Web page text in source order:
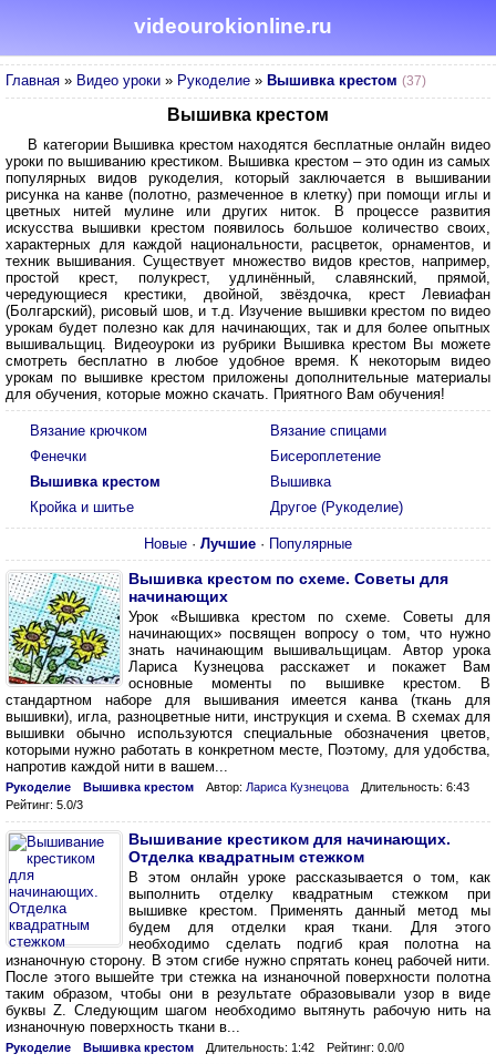
videourokionline.ru
Главная » Видео уроки » Рукоделие » Вышивка крестом (37)
Вышивка крестом
В категории Вышивка крестом находятся бесплатные онлайн видео
уроки по вышиванию крестиком. Вышивка крестом – это один из самых
популярных видов рукоделия, который заключается в вышивании
рисунка на канве (полотно, размеченное в клетку) при помощи иглы и
цветных нитей мулине или других ниток. В процессе развития
искусства вышивки крестом появилось большое количество своих,
характерных для каждой национальности, расцветок, орнаментов, и
техник вышивания. Существует множество видов крестов, например,
простой крест, полукрест, удлинённый, славянский, прямой,
чередующиеся крестики, двойной, звёздочка, крест Левиафан
(Болгарский), рисовый шов, и т.д. Изучение вышивки крестом по видео
урокам будет полезно как для начинающих, так и для более опытных
вышивальщиц. Видеоуроки из рубрики Вышивка крестом Вы можете
смотреть бесплатно в любое удобное время. К некоторым видео
урокам по вышивке крестом приложены дополнительные материалы
для обучения, которые можно скачать. Приятного Вам обучения!
Вязание крючком
Вязание спицами
Фенечки
Бисероплетение
Вышивка крестом
Вышивка
Кройка и шитье
Другое (Рукоделие)
Новые · Лучшие · Популярные
Вышивка крестом по схеме. Советы для
начинающих
Урок «Вышивка крестом по схеме. Советы для
начинающих» посвящен вопросу о том, что нужно
знать начинающим вышивальщицам. Автор урока
Лариса Кузнецова расскажет и покажет Вам
основные моменты по вышивке крестом. В
стандартном наборе для вышивания имеется канва (ткань для
вышивки), игла, разноцветные нити, инструкция и схема. В схемах для
вышивки обычно используются специальные обозначения цветов,
которыми нужно работать в конкретном месте, Поэтому, для удобства,
напротив каждой нити в вашем...
Рукоделие Вышивка крестом Автор: Лариса Кузнецова
Длительность: 6:43
Рейтинг: 5.0/3
Вышивание крестиком для начинающих.
Отделка квадратным стежком
В этом онлайн уроке рассказывается о том, как
выполнить отделку квадратным стежком при
вышивке крестом. Применять данный метод мы
будем для отделки края ткани. Для этого
необходимо сделать подгиб края полотна на
изнаночную сторону. В этом сгибе нужно спрятать конец рабочей нити.
После этого вышейте три стежка на изнаночной поверхности полотна
таким образом, чтобы они в результате образовывали узор в виде
буквы Z. Следующим шагом необходимо вытянуть рабочую нить на
изнаночную поверхность ткани в...
Рукоделие Вышивка крестом Длительность: 1:42 Рейтинг: 0.0/0